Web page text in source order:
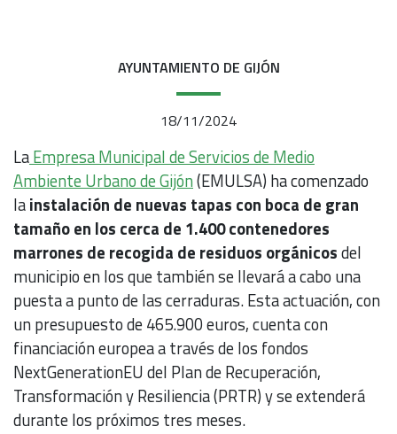
AYUNTAMIENTO DE GIJÓN
18/11/2024
LaEmpresa Municipal de Servicios de Medio
Ambiente Urbano de Gijón(EMULSA) ha comenzado
lainstalación de nuevas tapas con boca de gran
tamaño en los cerca de 1.400 contenedores
marrones de recogida de residuos orgánicosdel
municipio en los que también se llevará a cabo una
puesta a punto de las cerraduras. Esta actuación, con
un presupuesto de 465.900 euros, cuenta con
financiación europea a través de los fondos
NextGenerationEU del Plan de Recuperación,
Transformación y Resiliencia (PRTR) y se extenderá
durante los próximos tres meses.